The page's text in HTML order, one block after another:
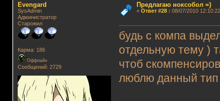
Evengard
SysAdmin
Администратор
Старожил
Карма: 186
Оффлайн
Сообщений: 2729
Предлагаю ноксобол =)
« Ответ #28: 08/07/2010
будь с компа
отдельную тему )
чтоб
люблю данный тип